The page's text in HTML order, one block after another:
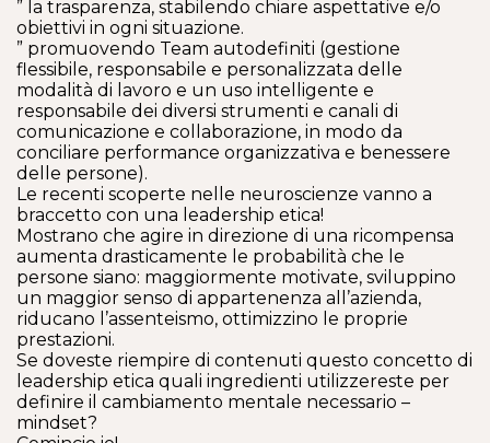
” la trasparenza, stabilendo chiare aspettative e/o
obiettivi in ogni situazione.
” promuovendo Team autodefiniti (gestione
flessibile, responsabile e personalizzata delle
modalità di lavoro e un uso intelligente e
responsabile dei diversi strumenti e canali di
comunicazione e collaborazione, in modo da
conciliare performance organizzativa e benessere
delle persone).
Le recenti scoperte nelle neuroscienze vanno a
braccetto con una leadership etica!
Mostrano che agire in direzione di una ricompensa
aumenta drasticamente le probabilità che le
persone siano: maggiormente motivate, sviluppino
un maggior senso di appartenenza all’azienda,
riducano l’assenteismo, ottimizzino le proprie
prestazioni.
Se doveste riempire di contenuti questo concetto di
leadership etica quali ingredienti utilizzereste per
definire il cambiamento mentale necessario –
mindset?